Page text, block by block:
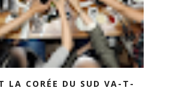
LA CORÉE DU SUD VA-T-